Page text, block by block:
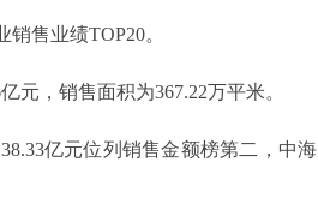
售业绩TOP20。
元，销售面积为367.22万平米。
亿元位列销售金额榜第二，中海